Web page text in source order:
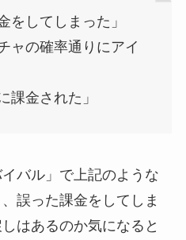
をしてしまった」
ャの確率通りにアイ
課金された」
バル」で上記のような
誤った課金をしてしま
はあるのか気になると